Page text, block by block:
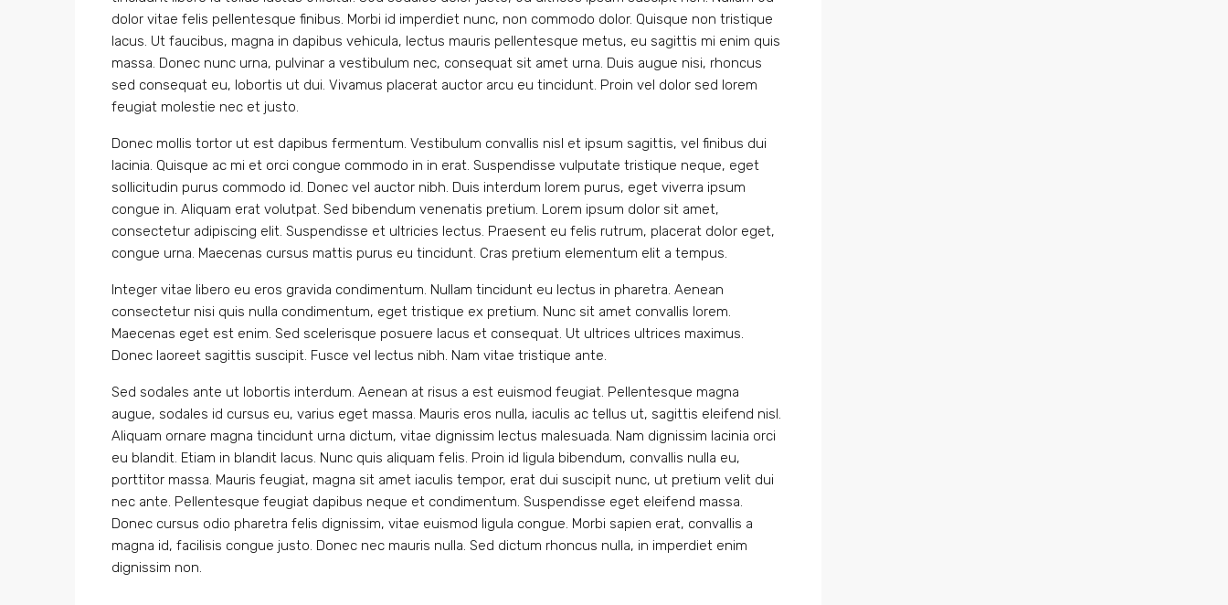
dolor vitae felis pellentesque finibus. Morbi id imperdiet nunc, non commodo dolor. Quisque non tristique
lacus. Ut faucibus, magna in dapibus vehicula, lectus mauris pellentesque metus, eu sagittis mi enim quis
massa. Donec nunc urna, pulvinar a vestibulum nec, consequat sit amet urna. Duis augue nisi, rhoncus
sed consequat eu, lobortis ut dui. Vivamus placerat auctor arcu eu tincidunt. Proin vel dolor sed lorem
feugiat molestie nec et justo.
Donec mollis tortor ut est dapibus fermentum. Vestibulum convallis nisl et ipsum sagittis, vel finibus dui
lacinia. Quisque ac mi et orci congue commodo in in erat. Suspendisse vulputate tristique neque, eget
sollicitudin purus commodo id. Donec vel auctor nibh. Duis interdum lorem purus, eget viverra ipsum
congue in. Aliquam erat volutpat. Sed bibendum venenatis pretium. Lorem ipsum dolor sit amet,
consectetur adipiscing elit. Suspendisse et ultricies lectus. Praesent eu felis rutrum, placerat dolor eget,
congue urna. Maecenas cursus mattis purus eu tincidunt. Cras pretium elementum elit a tempus.
Integer vitae libero eu eros gravida condimentum. Nullam tincidunt eu lectus in pharetra. Aenean
consectetur nisi quis nulla condimentum, eget tristique ex pretium. Nunc sit amet convallis lorem.
Maecenas eget est enim. Sed scelerisque posuere lacus et consequat. Ut ultrices ultrices maximus.
Donec laoreet sagittis suscipit. Fusce vel lectus nibh. Nam vitae tristique ante.
Sed sodales ante ut lobortis interdum. Aenean at risus a est euismod feugiat. Pellentesque magna
augue, sodales id cursus eu, varius eget massa. Mauris eros nulla, iaculis ac tellus ut, sagittis eleifend nisl.
Aliquam ornare magna tincidunt urna dictum, vitae dignissim lectus malesuada. Nam dignissim lacinia orci
eu blandit. Etiam in blandit lacus. Nunc quis aliquam felis. Proin id ligula bibendum, convallis nulla eu,
porttitor massa. Mauris feugiat, magna sit amet iaculis tempor, erat dui suscipit nunc, ut pretium velit dui
nec ante. Pellentesque feugiat dapibus neque et condimentum. Suspendisse eget eleifend massa.
Donec cursus odio pharetra felis dignissim, vitae euismod ligula congue. Morbi sapien erat, convallis a
magna id, facilisis congue justo. Donec nec mauris nulla. Sed dictum rhoncus nulla, in imperdiet enim
dignissim non.